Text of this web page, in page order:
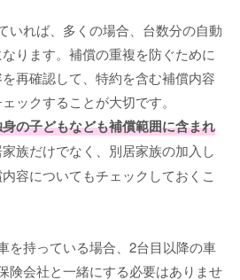
いれば、多くの場合、台数分の自動
ります。補償の重複を防ぐために
再確認して、特約を含む補償内容
ックすることが大切です。
の子どもなども補償範囲に含まれ
族だけでなく、別居家族の加入し
容についてもチェックしておくこ
を持っている場合、2台目以降の車
険会社と一緒にする必要はありませ